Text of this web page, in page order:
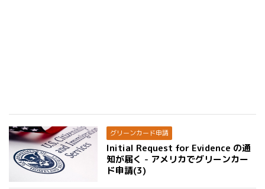
グリーンカード申請
Initial Request for Evidence の通
知が届く - アメリカでグリーンカー
ド申請(3)